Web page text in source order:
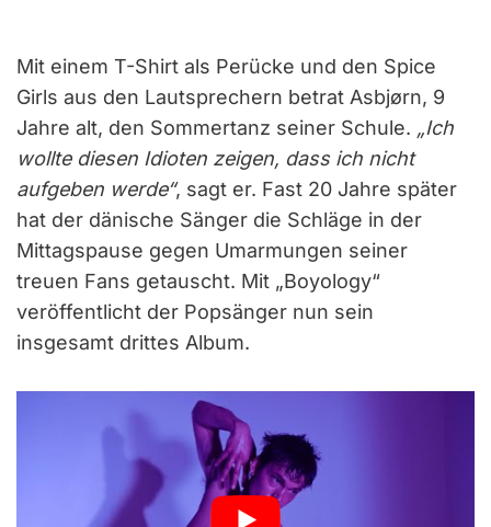
Mit einem T-Shirt als Perücke und den Spice
Girls aus den Lautsprechern betrat Asbjørn, 9
Jahre alt, den Sommertanz seiner Schule. „Ich
wollte diesen Idioten zeigen, dass ich nicht
aufgeben werde“, sagt er. Fast 20 Jahre später
hat der dänische Sänger die Schläge in der
Mittagspause gegen Umarmungen seiner
treuen Fans getauscht. Mit „Boyology“
veröffentlicht der Popsänger nun sein
insgesamt drittes Album.